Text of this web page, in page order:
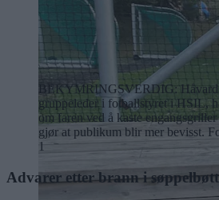
BEKYMRINGSVERDIG: Håvard
gruppeleder i fotballstyret i HSIL,
om faren ved å kaste
gjør at publikum blir mer bevisst.
1
Advarer etter brann i